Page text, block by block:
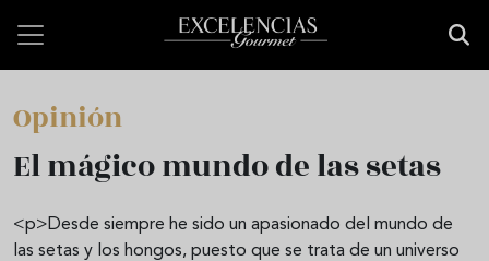
Opinión
El mágico mundo de las setas
<p>Desde siempre he sido un apasionado del mundo de
las setas y los hongos, puesto que se trata de un universo